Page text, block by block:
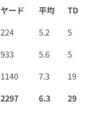
ヤード 平均
TD
ヤード 平均 TD
224 5.2
5
933 5.6
5
1140 7.3
19
2297 6.3 29